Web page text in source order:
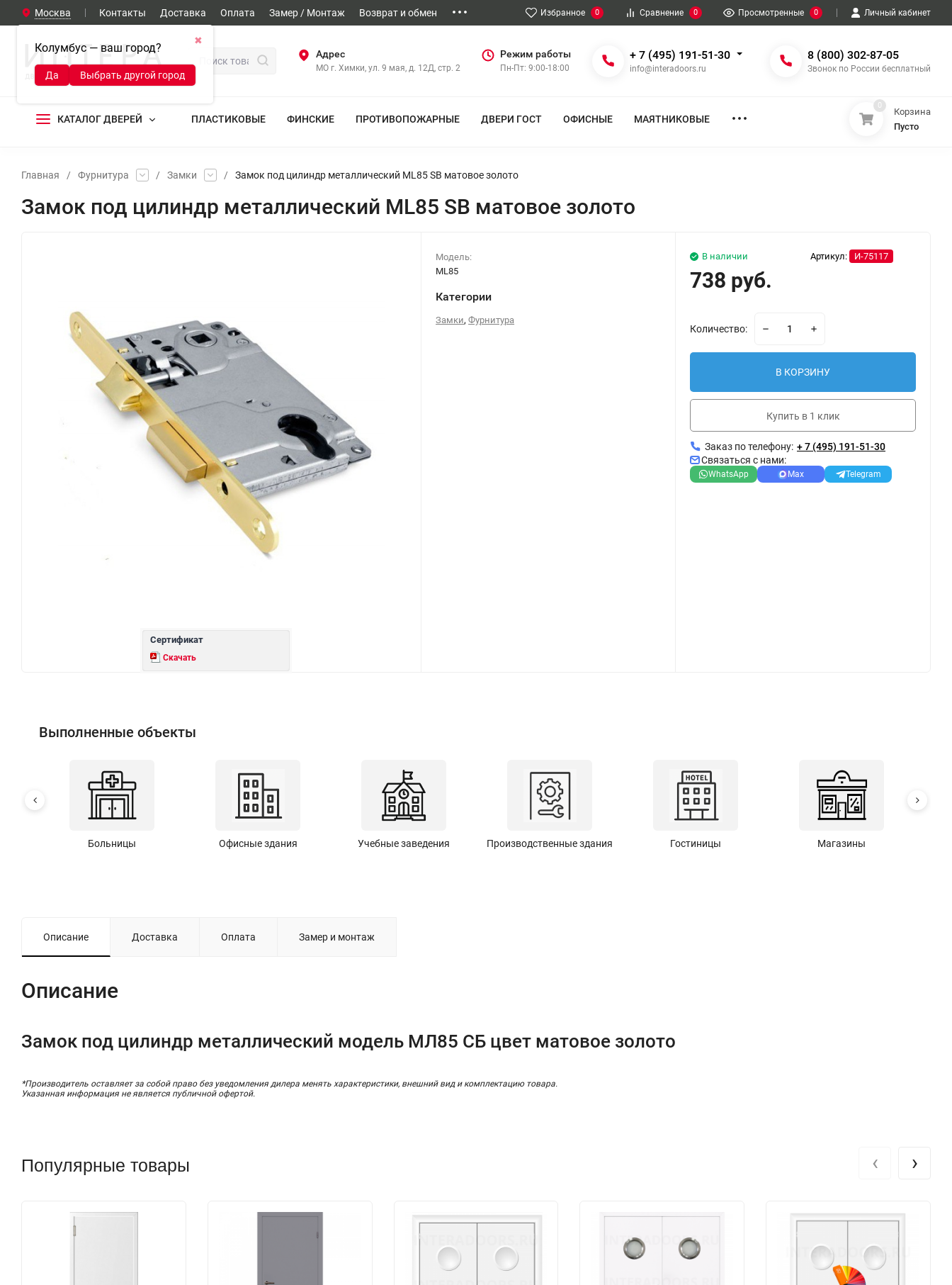
Москва
✖
Колумбус — ваш город?
Да Выбрать другой город
Контакты Доставка Оплата Замер / Монтаж Возврат и обмен Избранное 0 Сравнение 0 Просмотренные 0 Личный кабинет
Адрес
МО г. Химки, ул. 9 мая, д. 12Д, стр. 2
Режим работы
Пн-Пт: 9:00-18:00
+ 7 (495) 191-51-30
info@interadoors.ru
8 (800) 302-87-05
Звонок по России бесплатный
КАТАЛОГ ДВЕРЕЙ ПЛАСТИКОВЫЕ ФИНСКИЕ ПРОТИВОПОЖАРНЫЕ ДВЕРИ ГОСТ ОФИСНЫЕ МАЯТНИКОВЫЕ
0
Корзина
Пусто
Главная / Фурнитура / Замки / Замок под цилиндр металлический ML85 SB матовое золото
Замок под цилиндр металлический ML85 SB матовое золото
Сертификат
Скачать
Модель:
ML85
Категории
Замки,Фурнитура
Артикул: И-75117
В наличии
738 руб.
Количество:
В КОРЗИНУ
Купить в 1 клик
Заказ по телефону: + 7 (495) 191-51-30
Связаться с нами:
WhatsApp Max Telegram
Выполненные объекты
Больницы Офисные здания Учебные заведения Производственные здания Гостиницы Магазины
Описание Доставка Оплата Замер и монтаж
Описание
Замок под цилиндр металлический модель МЛ85 СБ цвет матовое золото
*Производитель оставляет за собой право без уведомления дилера менять характеристики, внешний вид и комплектацию товара.
Указанная информация не является публичной офертой.
Популярные товары ‹ ›